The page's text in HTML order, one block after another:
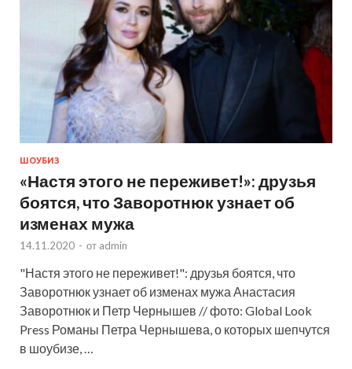
ШОУБИЗ
«Настя этого не переживет!»: друзья
боятся, что Заворотнюк узнает об
изменах мужа
14.11.2020 - от admin
"Настя этого не переживет!": друзья боятся, что
Заворотнюк узнает об изменах мужа Анастасия
Заворотнюк и Петр Чернышев // фото: Global Look
Press Романы Петра Чернышева, о которых шепчутся
в шоубизе, …